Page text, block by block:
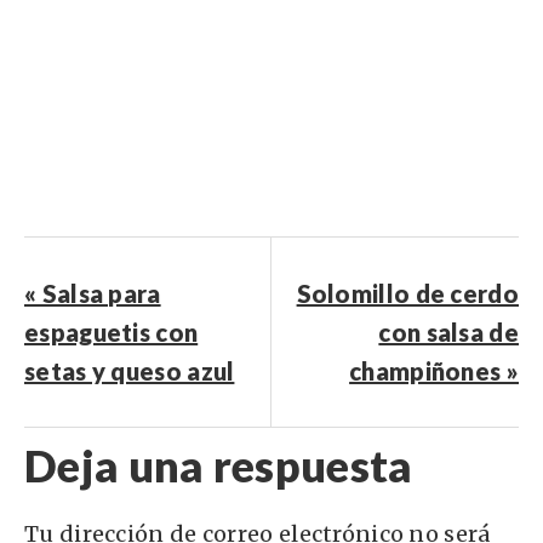
« Salsa para
espaguetis con
setas y queso azul
Solomillo de cerdo
con salsa de
champiñones »
Deja una respuesta
Tu dirección de correo electrónico no será